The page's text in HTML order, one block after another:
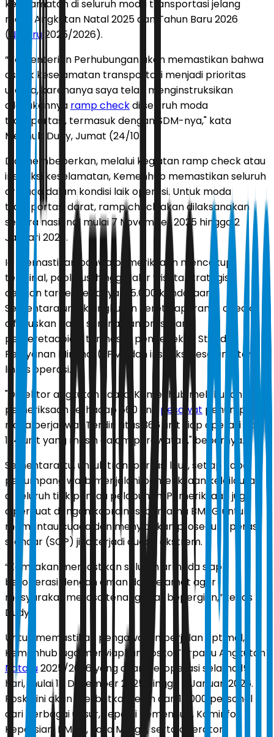
keselamatan di seluruh moda transportasi jelang
masa Angkutan Natal 2025 dan Tahun Baru 2026
( Nataru2025/2026).
“Kementerian Perhubungan akan memastikan bahwa
aspek keselamatan transportasi menjadi prioritas
utama, karenanya saya telah menginstruksikan
dilakukannya ramp checkdi seluruh moda
transportasi, termasuk dengan SDM-nya," kata
Menhub Dudy, Jumat (24/10).
Dia membeberkan, melalui kegiatan ramp check atau
inspeksi keselamatan, Kemenhub memastikan seluruh
armada dalam kondisi laik operasi. Untuk moda
transportasi darat, ramp check akan dilaksanakan
secara nasional mulai 7 November 2025 hingga 2
Januari 2026.
Ia memastikan bahwa pemeriksaan mencakup
terminal, pool bus, hingga jalur wisata strategis,
dengan target sebanyak 15.000 kendaraan.
Sementara untuk angkutan kereta api, ramp check
difokuskan pada sarana dan prasarana
perkeretaapian, termasuk pengecekan Standar
Pelayanan Minimal (SPM) dan inspeksi keselamatan
lintas operasi.
"Di sektor angkutan udara, Kemenhub melakukan
pemeriksaan terhadap 560 unitpesawat penumpang
niaga berjadwal. Terdiri atas 366 unit siap operasi dan
194 unit yang masih dalam perawatan," bebernya.
Sementara itu, untuk transportasi laut, setiap kapal
penumpang wajib menjalani pemeriksaan kelailautan
di seluruh titik pantau pelabuhan. Pemeriksaan juga
diperkuat dengan koordinasi bersama BMKG untuk
memantau cuaca dan menyiapkan prosedur operasi
standar (SOP) jika terjadi cuaca ekstrem.
“Kami akan memastikan seluruh armada siap
beroperasi dengan aman dan selamat agar
masyarakat merasa tenang saat bepergian,” tegas
Dudy.
Untuk memastikan pengawasan berjalan optimal,
Kemenhub juga menyiapkan Posko Terpadu Angkutan
Nataru2025/2026 yang akan beroperasi selama 19
hari, mulai 18 Desember 2025 hingga 5 Januari 2026.
Posko ini akan melibatkan lebih dari 12.000 personel
dari berbagai unsur, seperti Kemenhub, Kominfo,
Kepolisian, BMKG, Jasa Marga, serta operator